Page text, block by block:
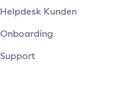
Helpdesk Kunden
Onboarding
Support